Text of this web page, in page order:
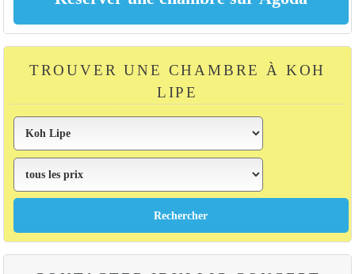
TROUVER UNE CHAMBRE À KOH
LIPE